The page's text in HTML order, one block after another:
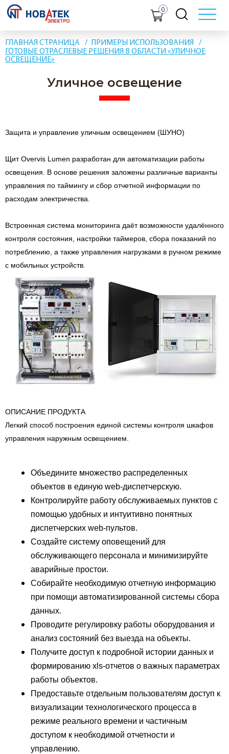
0
ГЛАВНАЯ СТРАНИЦА
ПРИМЕРЫ ИСПОЛЬЗОВАНИЯ
ГОТОВЫЕ ОТРАСЛЕВЫЕ РЕШЕНИЯ В ОБЛАСТИ «УЛИЧНОЕ
ОСВЕЩЕНИЕ»
Уличное освещение
Защита и управление уличным освещением (ШУНО)
Щит Overvis Lumen разработан для автоматизации работы
освещения. В основе решения заложены различные варианты
управления по таймингу и сбор отчетной информации по
расходам электричества.
Встроенная система мониторинга даёт возможности удалённого
контроля состояния, настройки таймеров, сбора показаний по
потреблению, а также управления нагрузками в ручном режиме
с мобильных устройств.
ОПИСАНИЕ ПРОДУКТА
Легкий способ построения единой системы контроля шкафов
управления наружным освещением.
Объедините множество распределенных
объектов в единую web-диспетчерскую.
Контролируйте работу обслуживаемых пунктов с
помощью удобных и интуитивно понятных
диспетчерских web-пультов.
Создайте систему оповещений для
обслуживающего персонала и минимизируйте
аварийные простои.
Собирайте необходимую отчетную информацию
при помощи автоматизированной системы сбора
данных.
Проводите регулировку работы оборудования и
анализ состояний без выезда на объекты.
Получите доступ к подробной истории данных и
формированию xls-отчетов о важных параметрах
работы объектов.
Предоставьте отдельным пользователям доступ к
визуализации технологического процесса в
режиме реального времени и частичным
доступом к необходимой отчетности и
управлению.